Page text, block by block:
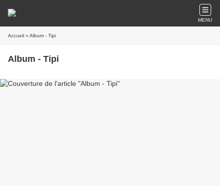
MENU
Accueil » Album - Tipi
Album - Tipi